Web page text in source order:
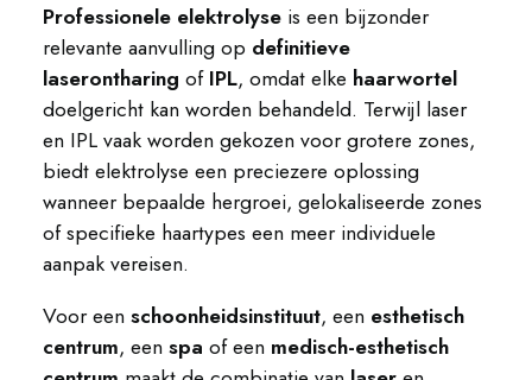
Professionele elektrolyse is een bijzonder
relevante aanvulling op definitieve
laserontharing ofIPL, omdat elke haarwortel
doelgericht kan worden behandeld. Terwijl laser
en IPL vaak worden gekozen voor grotere zones,
biedt elektrolyse een preciezere oplossing
wanneer bepaalde hergroei, gelokaliseerde zones
of specifieke haartypes een meer individuele
aanpak vereisen.
Voor eenschoonheidsinstituut, een esthetisch
centrum, eenspa of een medisch-esthetisch